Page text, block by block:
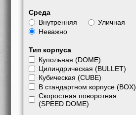
Среда
Внутренняя
Уличная
Неважно
Тип корпуса
Купольная (DOME)
Цилиндрическая (BULLET)
Кубическая (CUBE)
В стандартном корпусе (BOX)
Скоростная поворотная
(SPEED DOME)